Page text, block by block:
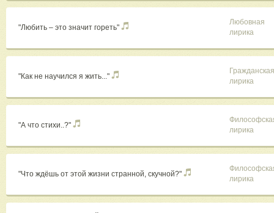
"Любить – это значит гореть"
Любовная
лирика
"Как не научился я жить..."
Гражданская
лирика
"А что стихи..?"
лирика
"Что ждёшь от этой жизни странной, скучной?"
лирика